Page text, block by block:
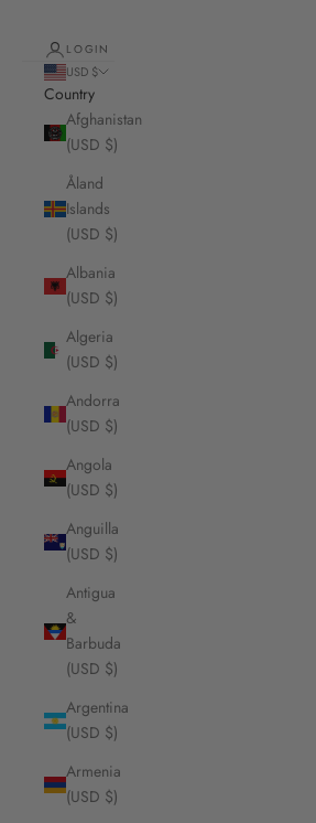
LOGIN
USD $
Country
Afghanistan
(USD $)
Åland
Islands
(USD $)
Albania
(USD $)
Algeria
(USD $)
Andorra
(USD $)
Angola
(USD $)
Anguilla
(USD $)
Antigua
&
Barbuda
(USD $)
Argentina
(USD $)
Armenia
(USD $)